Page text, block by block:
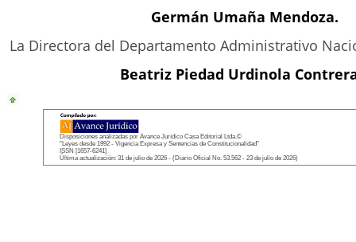
Germán Umaña Mendoza.
La Directora del Departamento Administrativo
Beatriz Piedad Urdinola
Disposiciones analizadas por Avance Jurídico Casa Editorial Ltda.©
"Leyes desde 1992 - Vigencia Expresa y Sentencias de Constitucionalidad"
ISSN [1657-6241]
Última actualización: 31 de julio de 2026 - (Diario Oficial No. 53.562 - 23 de julio de 2026)